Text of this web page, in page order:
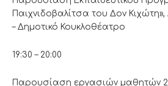
Παιχνιδοβαλίτσα του Δον
– Δημοτικό Κουκλοθέατρο
19:30 – 20:00
Παρουσίαση εργασιών μαθητών